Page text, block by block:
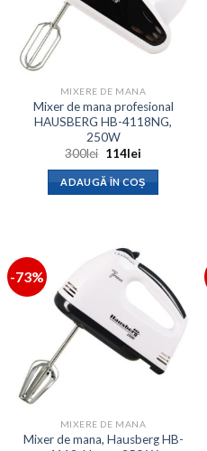
MIXERE DE MANA
Mixer de mana profesional
HAUSBERG HB-4118NG,
250W
300lei Prețul
a
fost:
300lei.
114leiPrețul
este:
114lei.
ADAUGĂ ÎN COȘ
-73%
MIXERE DE MANA
Mixer de mana, Hausberg HB-